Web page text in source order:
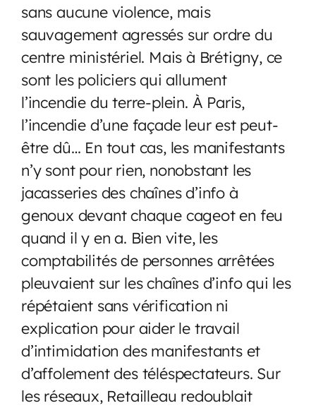
sans aucune violence, mais
sauvagement agressés sur ordre du
centre ministériel. Mais à Brétigny, ce
sont les policiers qui allument
l’incendie du terre-plein. À Paris,
l’incendie d’une façade leur est peut-
être dû… En tout cas, les manifestants
n’y sont pour rien, nonobstant les
jacasseries des chaînes d’info à
genoux devant chaque cageot en feu
quand il y en a. Bien vite, les
comptabilités de personnes arrêtées
pleuvaient sur les chaînes d’info qui les
répétaient sans vérification ni
explication pour aider le travail
d’intimidation des manifestants et
d’affolement des téléspectateurs. Sur
les réseaux, Retailleau redoublait